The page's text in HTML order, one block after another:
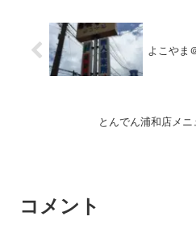
よこやま
とんでん浦和店メニ
コメント